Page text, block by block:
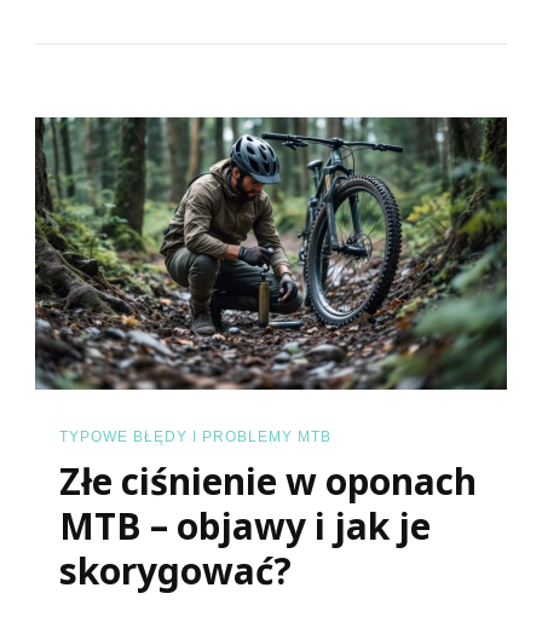
Terenie
–
Co
Zrobić
Gdy
Coś
Się
Zepsuje
TYPOWE BŁĘDY I PROBLEMY MTB
Złe ciśnienie w oponach
MTB – objawy i jak je
skorygować?